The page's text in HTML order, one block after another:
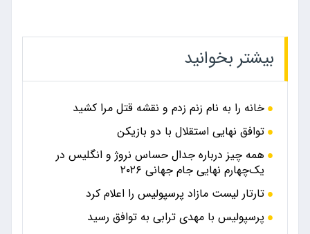
بیشتر بخوانید
خانه را به نام زنم زدم و نقشه قتل مرا کشید
توافق نهایی استقلال با دو بازیکن
همه چیز درباره جدال حساس نروژ و انگلیس در
یک‌چهارم نهایی جام جهانی ۲۰۲۶
تارتار لیست مازاد پرسپولیس را اعلام کرد
پرسپولیس با مهدی ترابی به توافق رسید